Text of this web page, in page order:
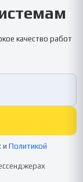
качество работ
и Политикой